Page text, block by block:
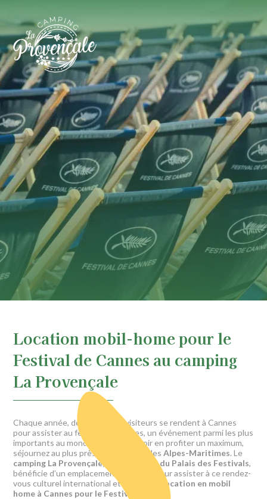
Location mobil-home pour le
Festival de Cannes au camping
La Provençale
Chaque année, des milliers de visiteurs se rendent à Cannes
pour assister au festival de Cannes, un événement parmi les plus
importants au monde. Afin de pouvoir en profiter un maximum,
séjournez au plus près de cette ville des Alpes-Maritimes. Le
camping La Provençale, situé à 10 km du Palais des Festivals,
bénéficie d’un emplacement privilégié pour assister à ce rendez-
vous culturel international et faites une
location en mobil
home à Cannes pour le Festival